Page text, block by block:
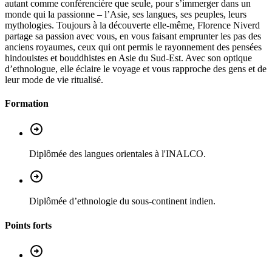
autant comme conférencière que seule, pour s’immerger dans un
monde qui la passionne – l’Asie, ses langues, ses peuples, leurs
mythologies. Toujours à la découverte elle-même, Florence Niverd
partage sa passion avec vous, en vous faisant emprunter les pas des
anciens royaumes, ceux qui ont permis le rayonnement des pensées
hindouistes et bouddhistes en Asie du Sud-Est. Avec son optique
d’ethnologue, elle éclaire le voyage et vous rapproche des gens et de
leur mode de vie ritualisé.
Formation
Diplômée des langues orientales à l'INALCO.
Diplômée d’ethnologie du sous-continent indien.
Points forts